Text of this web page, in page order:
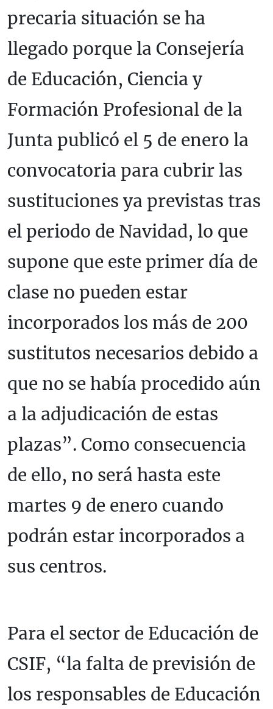
precaria situación se ha
llegado porque la Consejería
de Educación, Ciencia y
Formación Profesional de la
Junta publicó el 5 de enero la
convocatoria para cubrir las
sustituciones ya previstas tras
el periodo de Navidad, lo que
supone que este primer día de
clase no pueden estar
incorporados los más de 200
sustitutos necesarios debido a
que no se había procedido aún
a la adjudicación de estas
plazas”. Como consecuencia
de ello, no será hasta este
martes 9 de enero cuando
podrán estar incorporados a
sus centros.
Para el sector de Educación de
CSIF, “la falta de previsión de
los responsables de Educación